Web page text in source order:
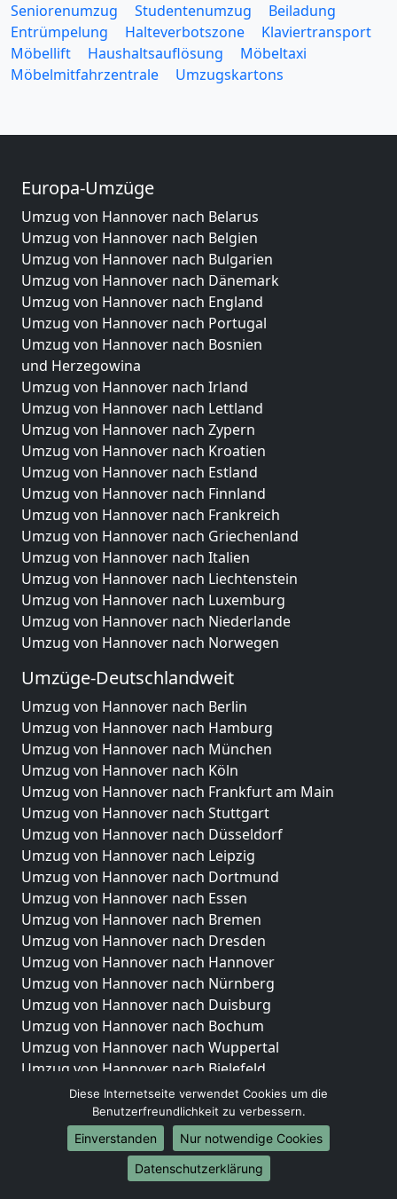
Seniorenumzug
Studentenumzug
Beiladung
Entrümpelung
Halteverbotszone
Klaviertransport
Möbellift
Haushaltsauflösung
Möbeltaxi
Möbelmitfahrzentrale
Umzugskartons
Europa-Umzüge
Umzug von Hannover nach Belarus
Umzug von Hannover nach Belgien
Umzug von Hannover nach Bulgarien
Umzug von Hannover nach Dänemark
Umzug von Hannover nach England
Umzug von Hannover nach Portugal
Umzug von Hannover nach Bosnien
und Herzegowina
Umzug von Hannover nach Irland
Umzug von Hannover nach Lettland
Umzug von Hannover nach Zypern
Umzug von Hannover nach Kroatien
Umzug von Hannover nach Estland
Umzug von Hannover nach Finnland
Umzug von Hannover nach Frankreich
Umzug von Hannover nach Griechenland
Umzug von Hannover nach Italien
Umzug von Hannover nach Liechtenstein
Umzug von Hannover nach Luxemburg
Umzug von Hannover nach Niederlande
Umzug von Hannover nach Norwegen
Umzüge-Deutschlandweit
Umzug von Hannover nach Berlin
Umzug von Hannover nach Hamburg
Umzug von Hannover nach München
Umzug von Hannover nach Köln
Umzug von Hannover nach Frankfurt am Main
Umzug von Hannover nach Stuttgart
Umzug von Hannover nach Düsseldorf
Umzug von Hannover nach Leipzig
Umzug von Hannover nach Dortmund
Umzug von Hannover nach Essen
Umzug von Hannover nach Bremen
Umzug von Hannover nach Dresden
Umzug von Hannover nach Hannover
Umzug von Hannover nach Nürnberg
Umzug von Hannover nach Duisburg
Umzug von Hannover nach Bochum
Umzug von Hannover nach Wuppertal
Umzug von Hannover nach Bielefeld
Umzug von Hannover nach Bonn
Umzug von Hannover nach Münster
Internationale-Umzüge
Umzug von Hannover nach Brasilien
Diese Internetseite verwendet Cookies um die
Benutzerfreundlichkeit zu verbessern.
Einverstanden
Nur notwendige Cookies
Datenschutzerklärung